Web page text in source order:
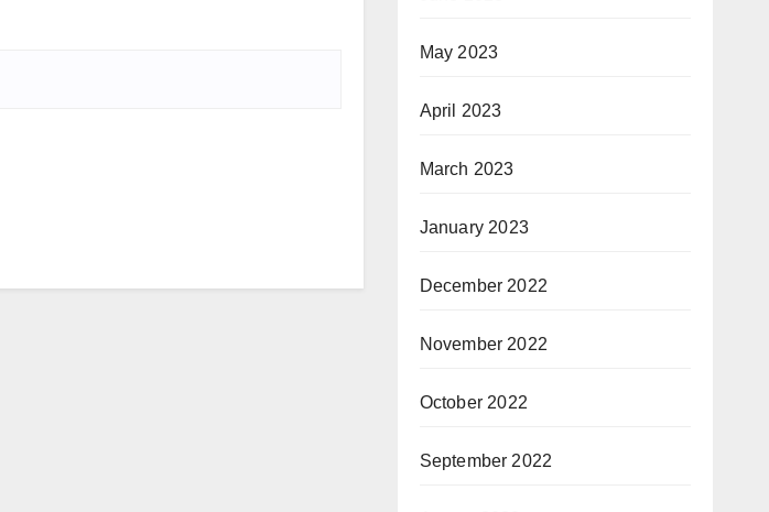
May 2023
April 2023
March 2023
January 2023
December 2022
November 2022
October 2022
September 2022